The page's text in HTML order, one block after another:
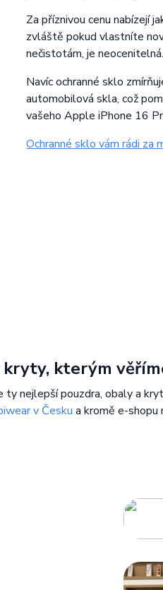
Za příznivou cenu nabízejí
zvláště pokud vlastníte
nečistotám, je neocenitelná.
Navíc ochranné sklo
automobilová skla, což
vašeho Apple iPhone 16
Ochranné sklo vám rádi za
kryty, kterým
ty nejlepší pouzdra, obaly a
v Česku a kromě e-shopu